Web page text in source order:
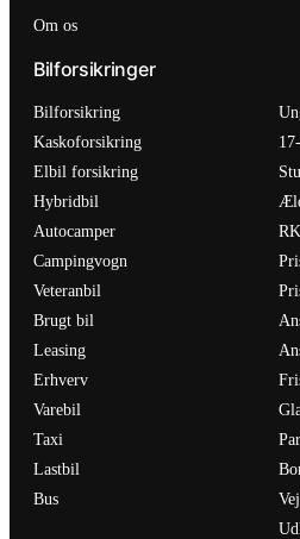
Om os
Bilforsikringer
Bilforsikring
Kaskoforsikring
Elbil forsikring
Hybridbil
Autocamper
Campingvogn
Veteranbil
Brugt bil
Leasing
Erhverv
Varebil
Taxi
Lastbil
Bus